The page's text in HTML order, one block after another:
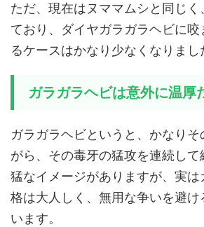
ただ、現在はヌママムシと同じ
ており、ダイヤガラガラヘビに
るケースはかなり少なくなりまし
ガラガラヘビは意外に温厚
ガラガラヘビというと、かなり
がら、その毒牙の猛攻を連続し
猛なイメージがありますが、実
格は大人しく、無用な争いを避け
います。